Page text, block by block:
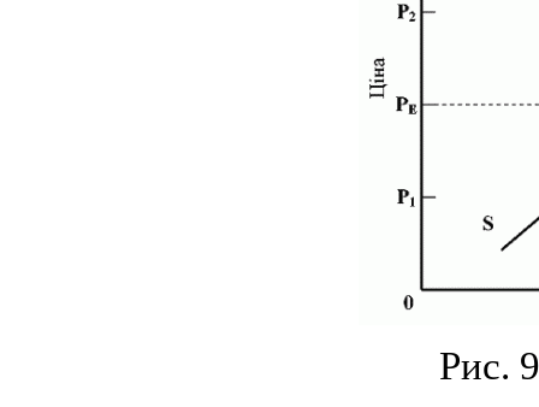
Рис.